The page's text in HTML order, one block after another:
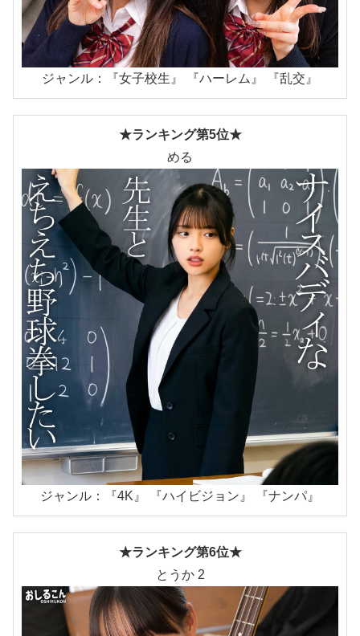
ジャンル：『女子校生』 『ハーレム』 『乱交』
★ランキング第5位★
める
ジャンル：『4K』 『ハイビジョン』 『ナンパ』
★ランキング第6位★
とうか 2